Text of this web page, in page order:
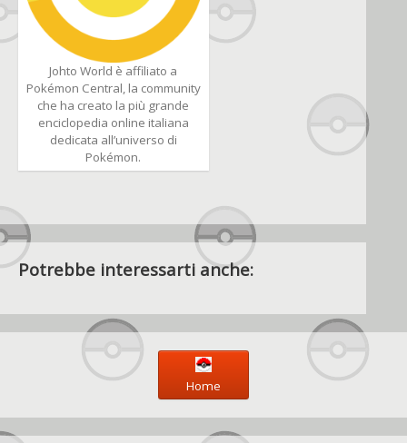
Johto World è affiliato a
Pokémon Central, la community
che ha creato la più grande
enciclopedia online italiana
dedicata all’universo di
Pokémon.
Potrebbe interessarti anche:
Home